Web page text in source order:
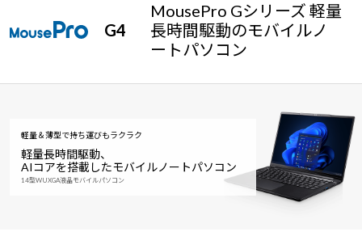
サーバー
ディスプレイ
NEXTGEAR
MousePro
Windows 11| Copilot+ PC
クリエイティブ向け
ビジネス向けパソコン
学習向けパソコン
AIおすすめパソコン
Copilot+ PC
アウトレットパソコン
すべて新品の旧モデル製品
Windows 11|Copilot+ PC
G4
MousePro Gシリーズ 軽量
長時間駆動のモバイルノ
ートパソコン
軽量＆薄型で持ち運びもラクラク
軽量長時間駆動、
AIコアを搭載したモバイルノートパソコン
14型WUXGA液晶モバイルパソコン